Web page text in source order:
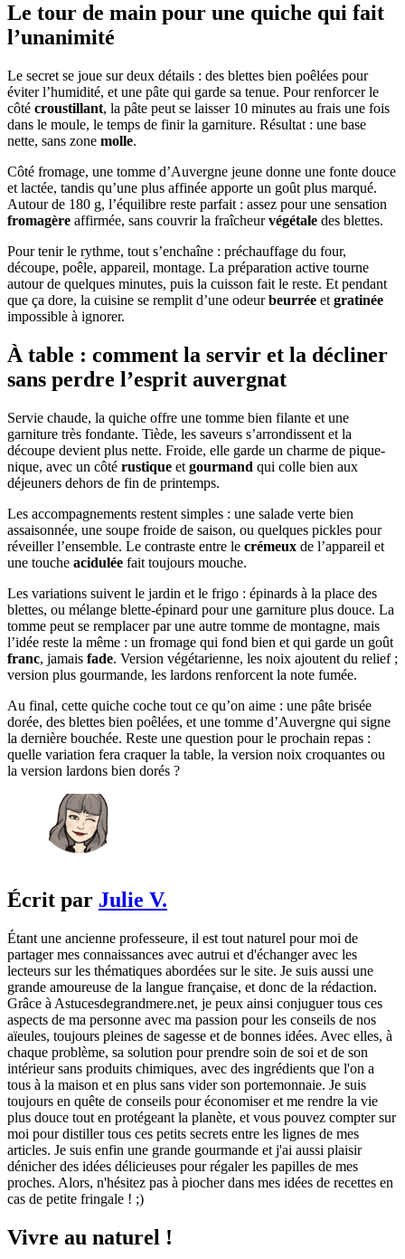
Le tour de main pour une quiche qui fait
l’unanimité
Le secret se joue sur deux détails : des blettes bien poêlées pour
éviter l’humidité, et une pâte qui garde sa tenue. Pour renforcer le
côté croustillant, la pâte peut se laisser 10 minutes au frais une fois
dans le moule, le temps de finir la garniture. Résultat : une base
nette, sans zone molle.
Côté fromage, une tomme d’Auvergne jeune donne une fonte douce
et lactée, tandis qu’une plus affinée apporte un goût plus marqué.
Autour de 180 g, l’équilibre reste parfait : assez pour une sensation
fromagère affirmée, sans couvrir la fraîcheurvégétale des blettes.
Pour tenir le rythme, tout s’enchaîne : préchauffage du four,
découpe, poêle, appareil, montage. La préparation active tourne
autour de quelques minutes, puis la cuisson fait le reste. Et pendant
que ça dore, la cuisine se remplit d’une odeurbeurrée et gratinée
impossible à ignorer.
À table : comment la servir et la décliner
sans perdre l’esprit auvergnat
Servie chaude, la quiche offre une tomme bien filante et une
garniture très fondante. Tiède, les saveurs s’arrondissent et la
découpe devient plus nette. Froide, elle garde un charme de pique-
nique, avec un côté rustique et gourmand qui colle bien aux
déjeuners dehors de fin de printemps.
Les accompagnements restent simples : une salade verte bien
assaisonnée, une soupe froide de saison, ou quelques pickles pour
réveiller l’ensemble. Le contraste entre le crémeux de l’appareil et
une touche acidulée fait toujours mouche.
Les variations suivent le jardin et le frigo : épinards à la place des
blettes, ou mélange blette-épinard pour une garniture plus douce. La
tomme peut se remplacer par une autre tomme de montagne, mais
l’idée reste la même : un fromage qui fond bien et qui garde un goût
franc, jamais fade. Version végétarienne, les noix ajoutent du relief ;
version plus gourmande, les lardons renforcent la note fumée.
Au final, cette quiche coche tout ce qu’on aime : une pâte brisée
dorée, des blettes bien poêlées, et une tomme d’Auvergne qui signe
la dernière bouchée. Reste une question pour le prochain repas :
quelle variation fera craquer la table, la version noix croquantes ou
la version lardons bien dorés ?
Écrit par Julie V.
Étant une ancienne professeure, il est tout naturel pour moi de
partager mes connaissances avec autrui et d'échanger avec les
lecteurs sur les thématiques abordées sur le site. Je suis aussi une
grande amoureuse de la langue française, et donc de la rédaction.
Grâce à Astucesdegrandmere.net, je peux ainsi conjuguer tous ces
aspects de ma personne avec ma passion pour les conseils de nos
aïeules, toujours pleines de sagesse et de bonnes idées. Avec elles, à
chaque problème, sa solution pour prendre soin de soi et de son
intérieur sans produits chimiques, avec des ingrédients que l'on a
tous à la maison et en plus sans vider son portemonnaie. Je suis
toujours en quête de conseils pour économiser et me rendre la vie
plus douce tout en protégeant la planète, et vous pouvez compter sur
moi pour distiller tous ces petits secrets entre les lignes de mes
articles. Je suis enfin une grande gourmande et j'ai aussi plaisir
dénicher des idées délicieuses pour régaler les papilles de mes
proches. Alors, n'hésitez pas à piocher dans mes idées de recettes en
cas de petite fringale ! ;)
Vivre au naturel !